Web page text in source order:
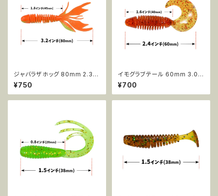
ジャバラザホッグ 80mm 2.3g
10pcs AR37
¥750
イモグラブテール 60mm 3.0g
6pcs AR40
¥700